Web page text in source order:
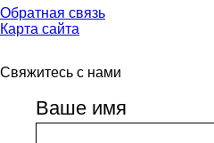
Обратная связь
Карта сайта
Свяжитесь с нами
Ваше имя